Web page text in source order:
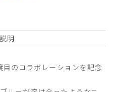
明
のコラボレーションを記念